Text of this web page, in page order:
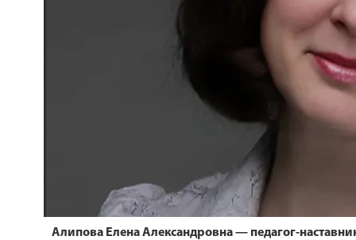
Алипова Елена Александровна — педагог-